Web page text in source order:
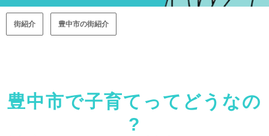
街紹介 豊中市の街紹介
豊中市で子育てってどうなの
?